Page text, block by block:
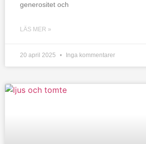
generositet och
LÄS MER »
20 april 2025 Inga kommentarer